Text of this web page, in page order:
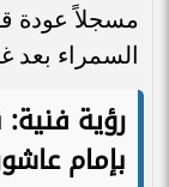
مسجلاً عودة
السمراء بعد
رؤية
بإمام